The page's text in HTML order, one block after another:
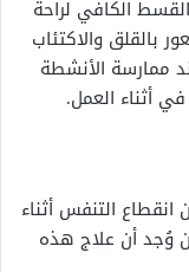
الكافي لراحة
بالقلق والاكتئاب
ممارسة الأنشطة
أثناء العمل.
التنفس أثناء
وُجد أن علاج هذه